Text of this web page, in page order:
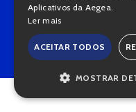
Copyright © 2022
Aplicativos da Aegea.
Ler mais
ACEITAR TODOS
MOSTRAR